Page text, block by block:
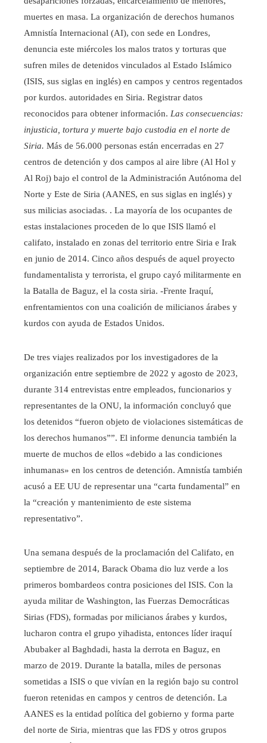
muertes en masa. La organización de derechos humanos
Amnistía Internacional (AI), con sede en Londres,
denuncia este miércoles los malos tratos y torturas que
sufren miles de detenidos vinculados al Estado Islámico
(ISIS, sus siglas en inglés) en campos y centros regentados
por kurdos. autoridades en Siria. Registrar datos
reconocidos para obtener información. Las consecuencias:
injusticia, tortura y muerte bajo custodia en el norte de
Siria. Más de 56.000 personas están encerradas en 27
centros de detención y dos campos al aire libre (Al Hol y
Al Roj) bajo el control de la Administración Autónoma del
Norte y Este de Siria (AANES, en sus siglas en inglés) y
sus milicias asociadas. . La mayoría de los ocupantes de
estas instalaciones proceden de lo que ISIS llamó el
califato, instalado en zonas del territorio entre Siria e Irak
en junio de 2014. Cinco años después de aquel proyecto
fundamentalista y terrorista, el grupo cayó militarmente en
la Batalla de Baguz, el la costa siria. -Frente Iraquí,
enfrentamientos con una coalición de milicianos árabes y
kurdos con ayuda de Estados Unidos.
De tres viajes realizados por los investigadores de la
organización entre septiembre de 2022 y agosto de 2023,
durante 314 entrevistas entre empleados, funcionarios y
representantes de la ONU, la información concluyó que
los detenidos “fueron objeto de violaciones sistemáticas de
los derechos humanos””. El informe denuncia también la
muerte de muchos de ellos «debido a las condiciones
inhumanas» en los centros de detención. Amnistía también
acusó a EE UU de representar una “carta fundamental” en
la “creación y mantenimiento de este sistema
representativo”.
Una semana después de la proclamación del Califato, en
septiembre de 2014, Barack Obama dio luz verde a los
primeros bombardeos contra posiciones del ISIS. Con la
ayuda militar de Washington, las Fuerzas Democráticas
Sirias (FDS), formadas por milicianos árabes y kurdos,
lucharon contra el grupo yihadista, entonces líder iraquí
Abubaker al Baghdadi, hasta la derrota en Baguz, en
marzo de 2019. Durante la batalla, miles de personas
sometidas a ISIS o que vivían en la región bajo su control
fueron retenidas en campos y centros de detención. La
AANES es la entidad política del gobierno y forma parte
del norte de Siria, mientras que las FDS y otros grupos